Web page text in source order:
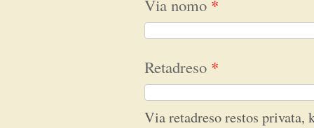
Via nomo *
Retadreso *
Via retadreso restos privata,